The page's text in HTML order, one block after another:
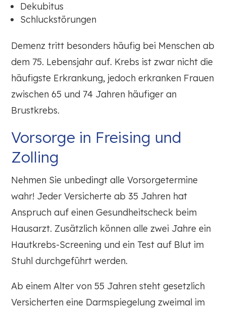
Dekubitus
Schluckstörungen
Demenz tritt besonders häufig bei Menschen ab
dem 75. Lebensjahr auf. Krebs ist zwar nicht die
häufigste Erkrankung, jedoch erkranken Frauen
zwischen 65 und 74 Jahren häufiger an
Brustkrebs.
Vorsorge in Freising und
Zolling
Nehmen Sie unbedingt alle Vorsorgetermine
wahr! Jeder Versicherte ab 35 Jahren hat
Anspruch auf einen Gesundheitscheck beim
Hausarzt. Zusätzlich können alle zwei Jahre ein
Hautkrebs-Screening und ein Test auf Blut im
Stuhl durchgeführt werden.
Ab einem Alter von 55 Jahren steht gesetzlich
Versicherten eine Darmspiegelung zweimal im